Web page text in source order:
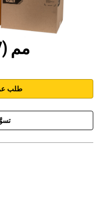
8300 مم (327 بوصة)
طلب